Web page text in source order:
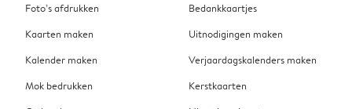
Foto’s afdrukken
Kaarten maken
Kalender maken
Mok bedrukken
Bedankkaartjes
Uitnodigingen maken
Verjaardagskalenders maken
Kerstkaarten